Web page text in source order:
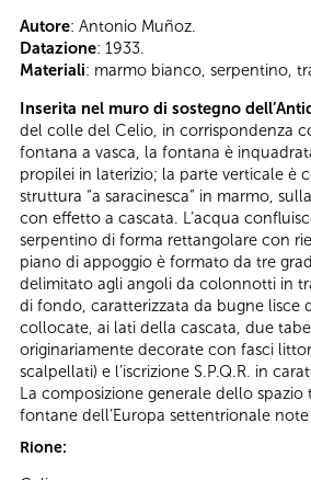
Autore: Antonio Muñoz.
Datazione: 1933.
Materiali: marmo bianco, serpentino,
Inserita nel muro di sostegno
del colle del Celio, in corrispondenza
fontana a vasca, la fontana è
propilei in laterizio; la parte verticale è
struttura “a saracinesca” in marmo,
con effetto a cascata. L’acqua
serpentino di forma rettangolare con
piano di appoggio è formato da tre
delimitato agli angoli da colonnotti in
di fondo, caratterizzata da bugne lisce
collocate, ai lati della cascata, due
originariamente decorate con fasci
scalpellati) e l’iscrizione S.P.Q.R. in
La composizione generale dello spazio
fontane dell’Europa settentrionale
Rione: